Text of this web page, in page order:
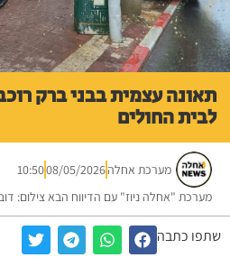
תאונה עצמית בבני ברק
לבית החולים
מערכת אחלה08/05/2026
10:50
מערכת "אחלה ניוז" עם הדיווח הבא צילום:
שתפו כתבה